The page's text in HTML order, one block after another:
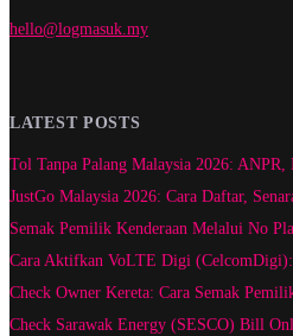
hello@logmasuk.my
LATEST POSTS
Tol Tanpa Palang Malaysia 2026:
JustGo Malaysia 2026: Cara Daftar,
Semak Pemilik Kenderaan Melalui No
Cara Aktifkan VoLTE Digi
Check Owner Kereta: Cara Semak
Check Sarawak Energy (SESCO) Bill